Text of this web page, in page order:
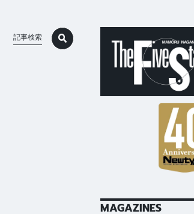
記事検索
MAGAZINES